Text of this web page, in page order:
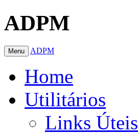
ADPM
Menu ADPM
Home
Utilitários
Links Úteis